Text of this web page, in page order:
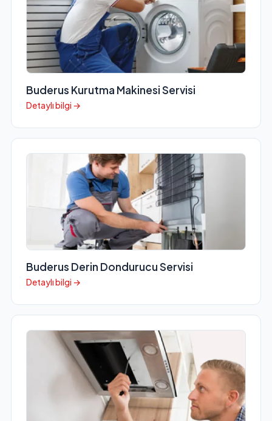
Buderus Kurutma Makinesi Servisi
Detaylı bilgi →
Buderus Derin Dondurucu Servisi
Detaylı bilgi →